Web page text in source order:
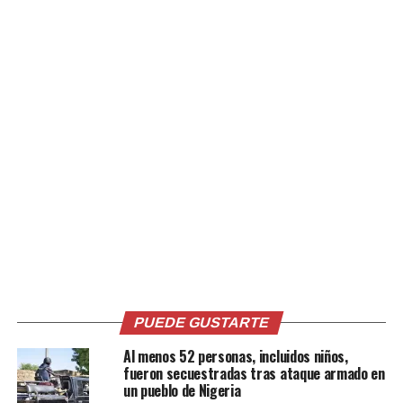
Relacionado
PUEDE GUSTARTE
Al menos 52 personas, incluidos niños,
fueron secuestradas tras ataque armado en
un pueblo de Nigeria